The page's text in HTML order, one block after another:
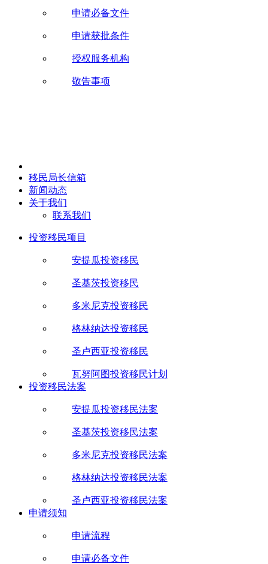
申请必备文件
申请获批条件
授权服务机构
敬告事项
移民局长信箱
新闻动态
关于我们
联系我们
投资移民项目
安提瓜投资移民
圣基茨投资移民
多米尼克投资移民
格林纳达投资移民
圣卢西亚投资移民
瓦努阿图投资移民计划
投资移民法案
安提瓜投资移民法案
圣基茨投资移民法案
多米尼克投资移民法案
格林纳达投资移民法案
圣卢西亚投资移民法案
申请须知
申请流程
申请必备文件